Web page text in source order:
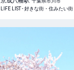
LIFE LIST - 好きな街・住みたい